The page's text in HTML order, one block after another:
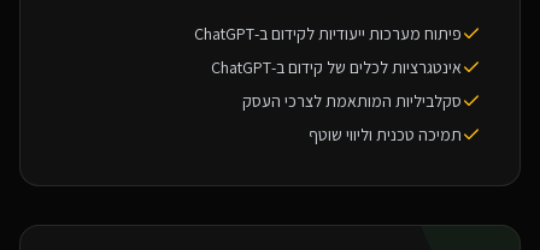
פיתוח מערכות ייעודיות לקידום ב-ChatGPT
אינטגרציות לכלים של קידום ב-ChatGPT
סקלביליות המותאמת לצרכי העסק
תמיכה טכנית וליווי שוטף